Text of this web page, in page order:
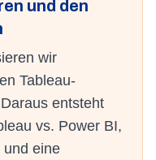
und den
wir
Tableau-
entsteht
vs. Power BI,
und eine